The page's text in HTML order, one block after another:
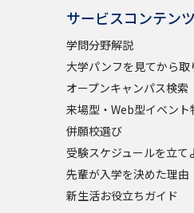
サービスコンテンツ
学問分野解説
大学パンフを見てから取
オープンキャンパス検索
来場型・Web型イベント
併願校選び
受験スケジュールを立て
先輩が入学を決めた理由
新生活お役立ちガイド